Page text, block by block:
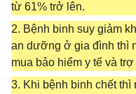
từ 61% trở lên.
2. Bệnh binh suy giảm
an dưỡng ở gia đình thì
mua bảo hiểm y tế và
3. Khi bệnh binh chết